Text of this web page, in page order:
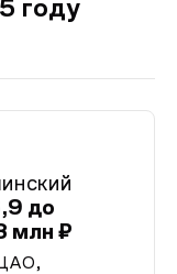
году
до
млн ₽